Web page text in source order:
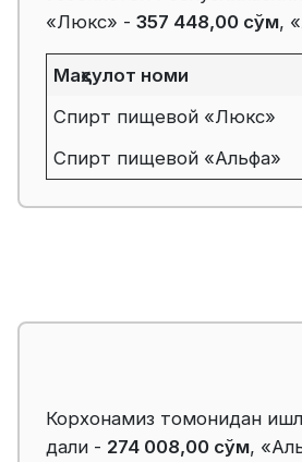
«Люкс» - 357 448,00 сўм,
Маҳсулот номи
Спирт пищевой «Люкс»
Спирт пищевой «Альфа»
Корхонамиз томонидан
дали - 274 008,00 сўм,